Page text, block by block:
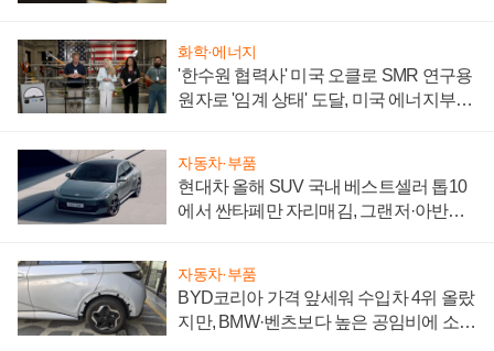
화학·에너지
'한수원 협력사' 미국 오클로 SMR 연구용
원자로 '임계 상태' 도달, 미국 에너지부
자동차·부품
현대차 올해 SUV 국내 베스트셀러 톱10
에서 싼타페만 자리매김, 그랜저·아반떼
자동차·부품
BYD코리아 가격 앞세워 수입차 4위 올랐
지만, BMW·벤츠보다 높은 공임비에 소비